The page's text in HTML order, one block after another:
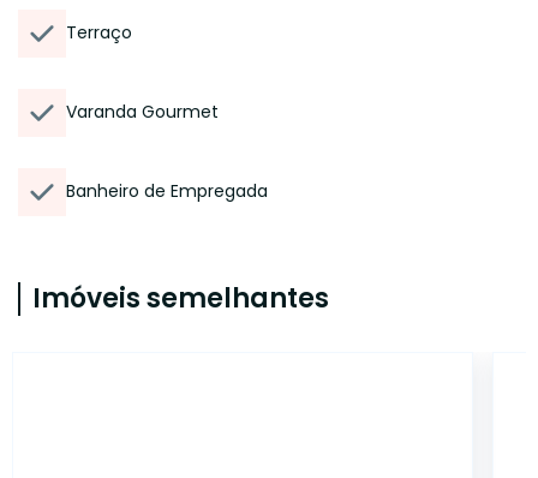
Terraço
Varanda Gourmet
Banheiro de Empregada
Imóveis semelhantes